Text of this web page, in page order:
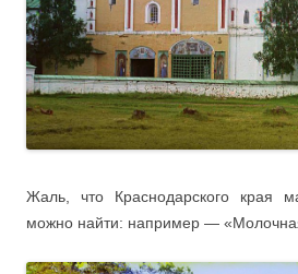
Жаль, что Краснодарского края
можно найти: например —